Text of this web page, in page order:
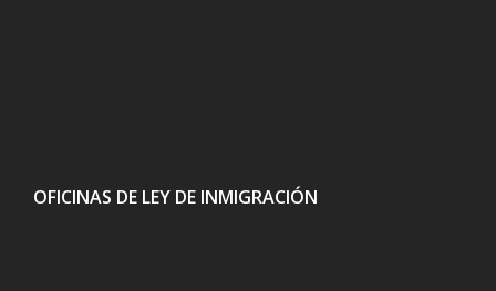
OFICINAS DE LEY DE INMIGRACIÓN